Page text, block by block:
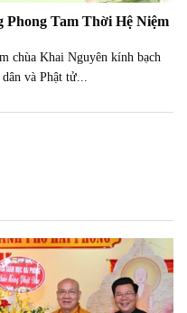
Tam Thời Hệ Niệm
chùa Khai Nguyên kính bạch
và Phật tử...